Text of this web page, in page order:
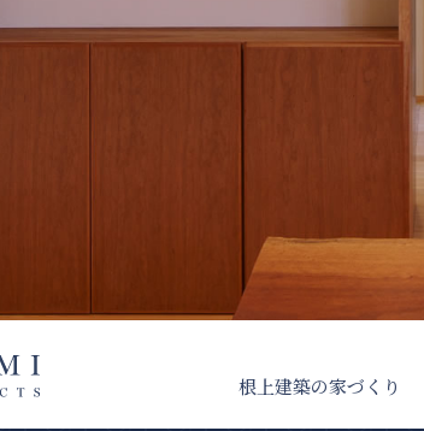
根上建築の家づくり